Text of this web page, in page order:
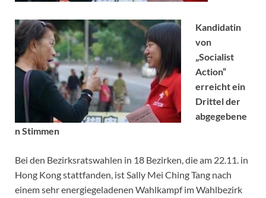
Kandidatin
von
„Socialist
Action“
erreicht ein
Drittel der
abgegebene
n Stimmen
Bei den Bezirksratswahlen in 18 Bezirken, die am 22.11. in
Hong Kong stattfanden, ist Sally Mei Ching Tang nach
einem sehr energiegeladenen Wahlkampf im Wahlbezirk